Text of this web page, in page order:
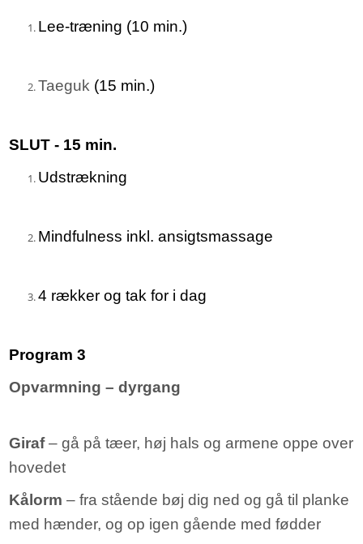
Lee-træning (10 min.)
Taeguk (15 min.)
SLUT - 15 min.
Udstrækning
Mindfulness inkl. ansigtsmassage
4 rækker og tak for i dag
Program 3
Opvarmning – dyrgang
Giraf– gå på tæer, høj hals og armene oppe over
hovedet
Kålorm – fra stående bøj dig ned og gå til planke
med hænder, og op igen gående med fødder